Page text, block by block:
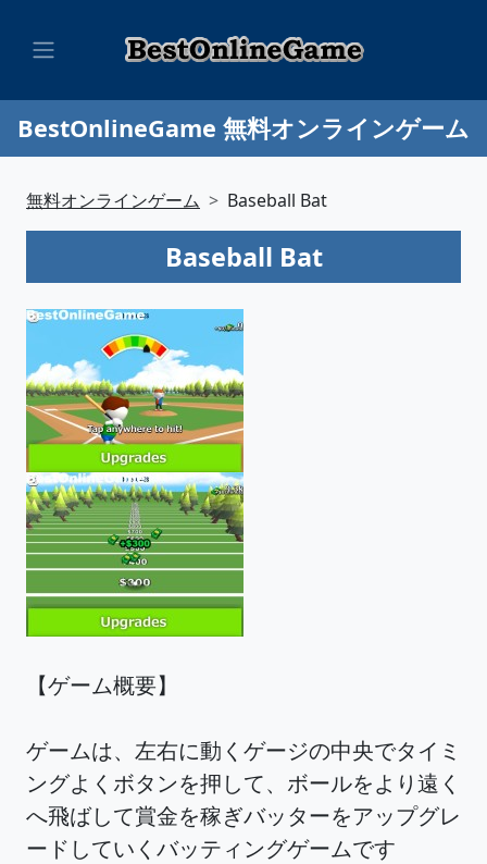
BestOnlineGame 無料オンラインゲーム
無料オンラインゲーム Baseball Bat
Baseball Bat
【ゲーム概要】
ゲームは、左右に動くゲージの中央でタイミ
ングよくボタンを押して、ボールをより遠く
へ飛ばして賞金を稼ぎバッターをアップグレ
ードしていくバッティングゲームです